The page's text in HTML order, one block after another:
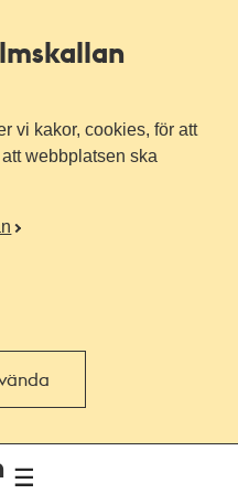
vi kakor, cookies, för att
webbplatsen ska